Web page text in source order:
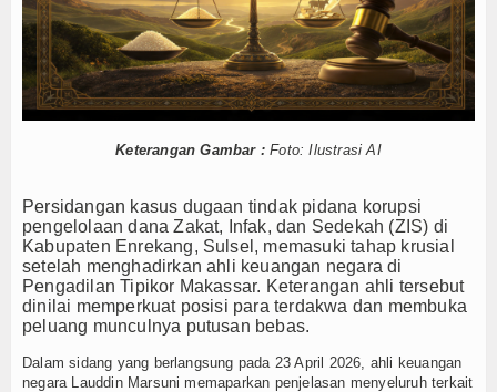
Mustahik
Muzaki
Palestina
Wasiat dan DSKL
Z-UPDATE
Z-Academy
Z-Commerce
Keterangan Gambar : Foto: Ilustrasi AI
Persidangan kasus dugaan tindak pidana korupsi
pengelolaan dana Zakat, Infak, dan Sedekah (ZIS) di
Kabupaten Enrekang, Sulsel, memasuki tahap krusial
setelah menghadirkan ahli keuangan negara di
Pengadilan Tipikor Makassar. Keterangan ahli tersebut
dinilai memperkuat posisi para terdakwa dan membuka
peluang munculnya putusan bebas.
Dalam sidang yang berlangsung pada 23 April 2026, ahli keuangan
negara Lauddin Marsuni memaparkan penjelasan menyeluruh terkait